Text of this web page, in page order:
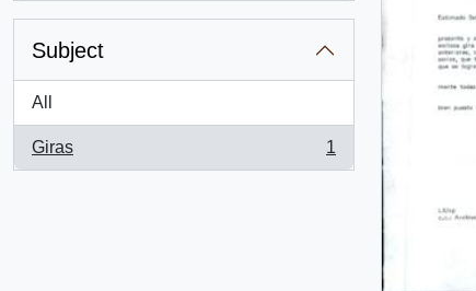
Subject
All
Giras
, 1 results
1